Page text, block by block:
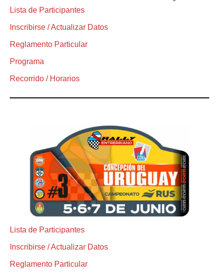
Lista de Participantes
Inscribirse / Actualizar Datos
Reglamento Particular
Programa
Recorrido / Horarios
Lista de Participantes
Inscribirse / Actualizar Datos
Reglamento Particular